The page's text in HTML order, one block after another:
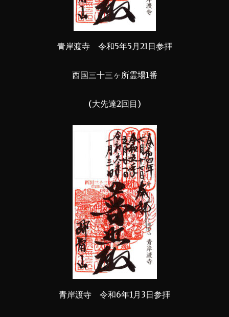
青岸渡寺 令和5年5月21日参拝
西国三十三ヶ所霊場1番
(大先達2回目)
青岸渡寺 令和6年1月3日参拝